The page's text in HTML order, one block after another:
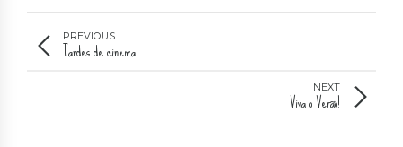
PREVIOUS
Tardes de cinema
NEXT
Viva o Verão!